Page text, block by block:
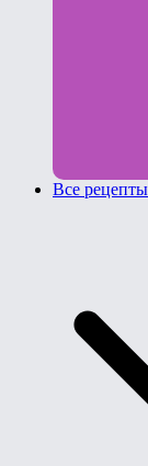
Все рецепты